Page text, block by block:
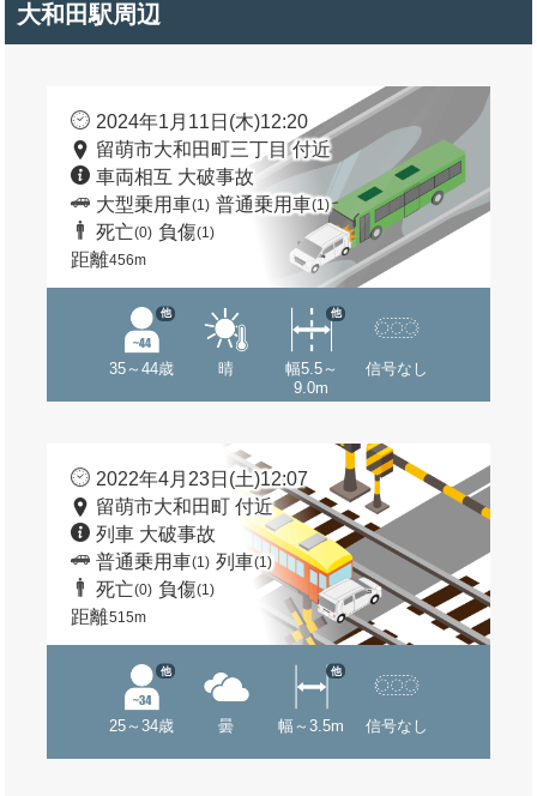
大和田駅周辺
2024年1月11日(木)12:20
留萌市大和田町三丁目 付近
車両相互 大破事故
大型乗用車(1) 普通乗用車(1)
死亡(0) 負傷(1)
距離456m
35～44歳
他
晴
幅5.5～
9.0m
他
信号なし
2022年4月23日(土)12:07
留萌市大和田町 付近
列車 大破事故
普通乗用車(1) 列車(1)
死亡(0) 負傷(1)
距離515m
25～34歳
他
曇 幅～3.5m
他
信号なし